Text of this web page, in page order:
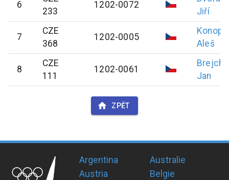
6
233
1202-0072
Jiří
7
CZE
368
1202-0005
Aleš
8
CZE
111
1202-0061
Brejcha
Jan
ZPĚT
Argentina
Australie
Austria
Belgie